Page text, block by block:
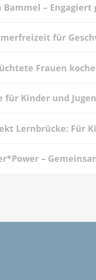
Bammel –
für
Frauen
für Kinder und
Lernbrücke: Für
–